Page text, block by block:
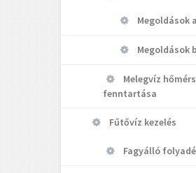
Megoldások
Megoldások
Melegvíz
fenntartása
Fűtővíz kezelés
Fagyálló